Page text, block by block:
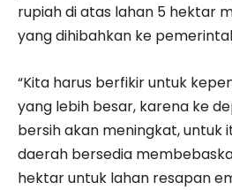
rupiah di atas lahan 5 hektar
yang dihibahkan ke
“Kita harus berfikir untuk
yang lebih besar, karena ke
bersih akan meningkat, untuk
daerah bersedia
hektar untuk lahan resapan